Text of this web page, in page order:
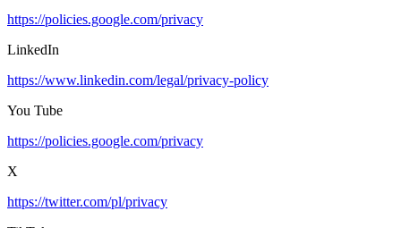
https://policies.google.com/privacy
LinkedIn
https://www.linkedin.com/legal/privacy-policy
You Tube
https://policies.google.com/privacy
X
https://twitter.com/pl/privacy